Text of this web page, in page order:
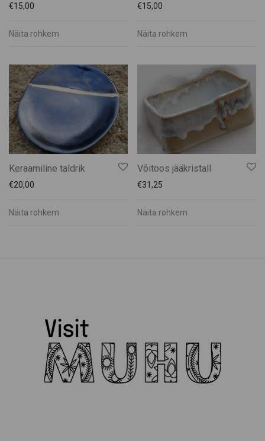
€15,00
Näita rohkem
€15,00
Näita rohkem
Keraamiline taldrik
€20,00
Näita rohkem
Võitoos jääkristall
€31,25
Näita rohkem